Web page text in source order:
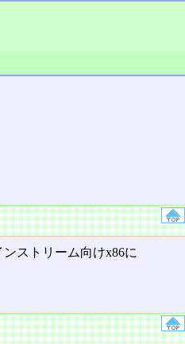
ンストリーム向けx86に